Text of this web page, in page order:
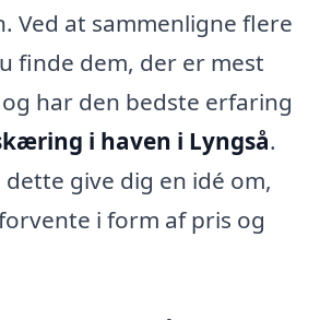
Ved at sammenligne flere
finde dem, der er mest
har den bedste erfaring
i haven i Lyngså.
dette give dig en idé om,
i form af pris og